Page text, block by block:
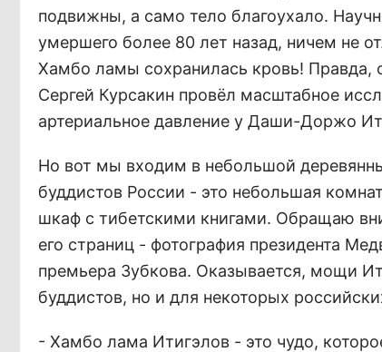
подвижны, а само тело благоухало.
умершего более 80 лет назад, ничем не
Хамбо ламы сохранилась кровь! Правда,
Сергей Курсакин провёл масштабное
артериальное давление у Даши-Доржо
Но вот мы входим в небольшой
буддистов России - это небольшая
шкаф с тибетскими книгами. Обращаю
его страниц - фотография президента
премьера Зубкова. Оказывается, мощи
буддистов, но и для некоторых
- Хамбо лама Итигэлов - это чудо,